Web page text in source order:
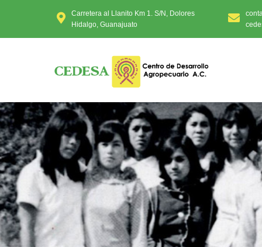
Carretera al Llanito Km 1. S/N, Dolores
Hidalgo, Guanajuato